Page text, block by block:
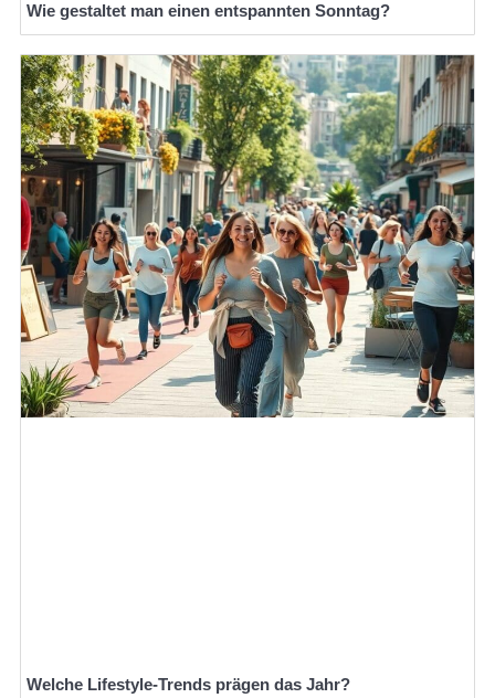
Wie gestaltet man einen entspannten Sonntag?
Welche Lifestyle-Trends prägen das Jahr?